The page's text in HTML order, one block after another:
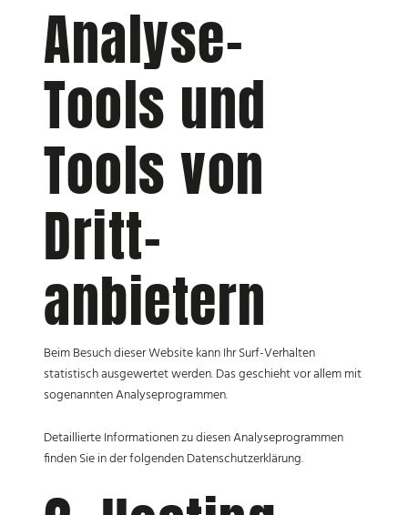
Analyse-
Tools und
Tools von
Dritt­
anbietern
Beim Besuch dieser Website kann Ihr Surf-Verhalten
statistisch ausgewertet werden. Das geschieht vor allem mit
sogenannten Analyseprogrammen.
Detaillierte Informationen zu diesen Analyseprogrammen
finden Sie in der folgenden Datenschutzerklärung.